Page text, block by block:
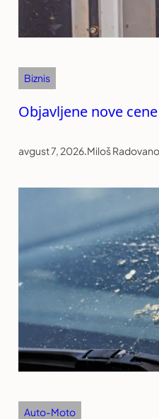
Biznis
Objavljene nove
avgust 7, 2026.Miloš
Auto-Moto